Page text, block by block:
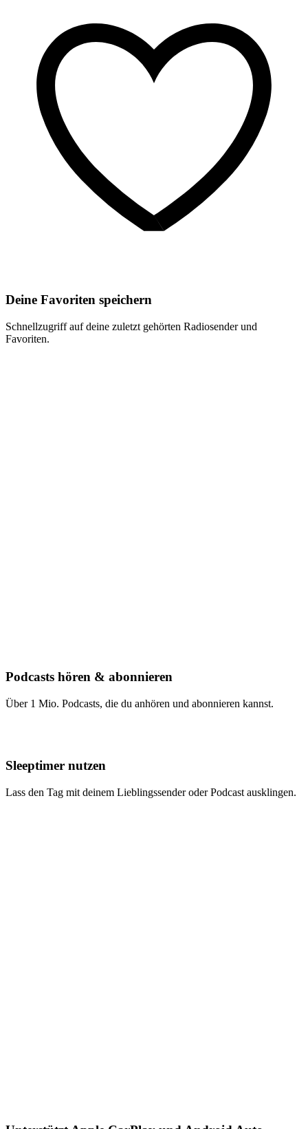
Deine Favoriten speichern
Schnellzugriff auf deine zuletzt gehörten Radiosender und
Favoriten.
Podcasts hören & abonnieren
Über 1 Mio. Podcasts, die du anhören und abonnieren kannst.
Sleeptimer nutzen
Lass den Tag mit deinem Lieblingssender oder Podcast ausklingen.